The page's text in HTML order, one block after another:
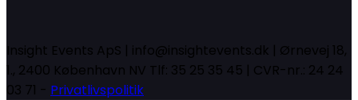
Insight Events ApS | info@insightevents.dk | Ørnevej 18,
1., 2400 København NV Tlf: 35 25 35 45 | CVR-nr.: 24 24
03 71 - Privatlivspolitik